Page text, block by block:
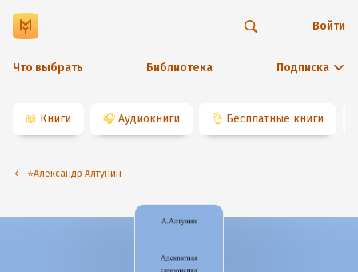
Что выбрать Библиотека Подписка
Войти
📖 Книги 🎧 Аудиокниги 👌 Бесплатные книги
⭐️Александр Алтунин